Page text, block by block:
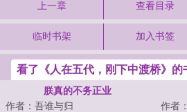
上一章 查看目录
临时书架 加入书签
看了《人在五代，刚下中渡桥》的
朕真的不务正业
作者：吾谁与归
作者